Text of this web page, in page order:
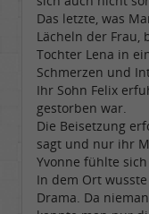
Das letzte, was
Lächeln der Frau,
Tochter Lena in
Schmerzen und
Ihr Sohn Felix
gestorben war.
Die Beisetzung
sagt und nur ihr
Yvonne fühlte
In dem Ort
Drama. Da